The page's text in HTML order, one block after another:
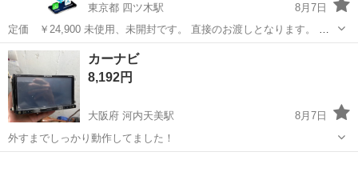
東京都 四ツ木駅
8月7日
定価 ￥24,900 未使用、未開封です。 直接のお渡しとなります。 ど
うぞよろしくお願いいたします。 この商品について 【9インチIPS液
晶 × 物理ノブ＆専用ボタン｜見やすさと操作性を...
東京 葛飾区 四ツ木駅
カーナビ
8,192円
大阪府 河内天美駅
8月7日
外すまでしっかり動作してました！